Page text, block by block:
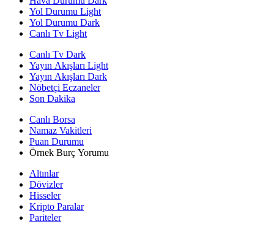
Yol Durumu Light
Yol Durumu Dark
Canlı Tv Light
Canlı Tv Dark
Yayın Akışları Light
Yayın Akışları Dark
Nöbetçi Eczaneler
Son Dakika
Canlı Borsa
Namaz Vakitleri
Puan Durumu
Örnek Burç Yorumu
Altınlar
Dövizler
Hisseler
Kripto Paralar
Pariteler